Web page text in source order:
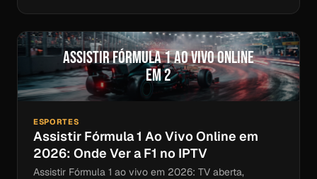
Assistir Fórmula 1 Ao Vivo Online
em 2
ESPORTES
Assistir Fórmula 1 Ao Vivo Online em
2026: Onde Ver a F1 no IPTV
Assistir Fórmula 1 ao vivo em 2026: TV aberta,